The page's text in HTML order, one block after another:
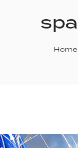
Home